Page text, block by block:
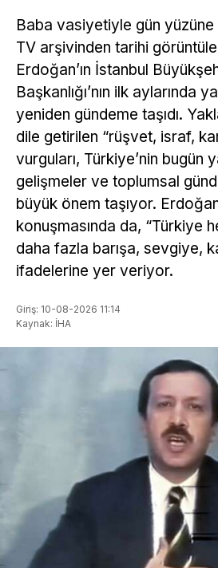
Baba vasiyetiyle gün yüzüne
TV arşivinden tarihi
Erdoğan’ın İstanbul
Başkanlığı’nın ilk aylarında
yeniden gündeme taşıdı.
dile getirilen “rüşvet, israf,
vurguları, Türkiye’nin bugün
gelişmeler ve toplumsal
büyük önem taşıyor.
konuşmasında da, “Türkiye
daha fazla barışa, sevgiye,
ifadelerine yer veriyor.
Giriş: 10-08-2026 11:14
Kaynak: İHA